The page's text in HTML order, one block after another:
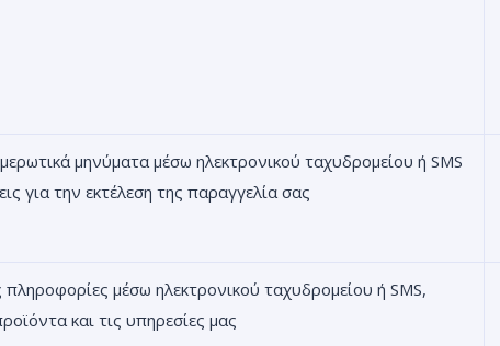
μηνύματα μέσω ηλεκτρονικού ταχυδρομείου ή SMS
για την εκτέλεση της παραγγελία σας
μέσω ηλεκτρονικού ταχυδρομείου ή SMS,
και τις υπηρεσίες μας